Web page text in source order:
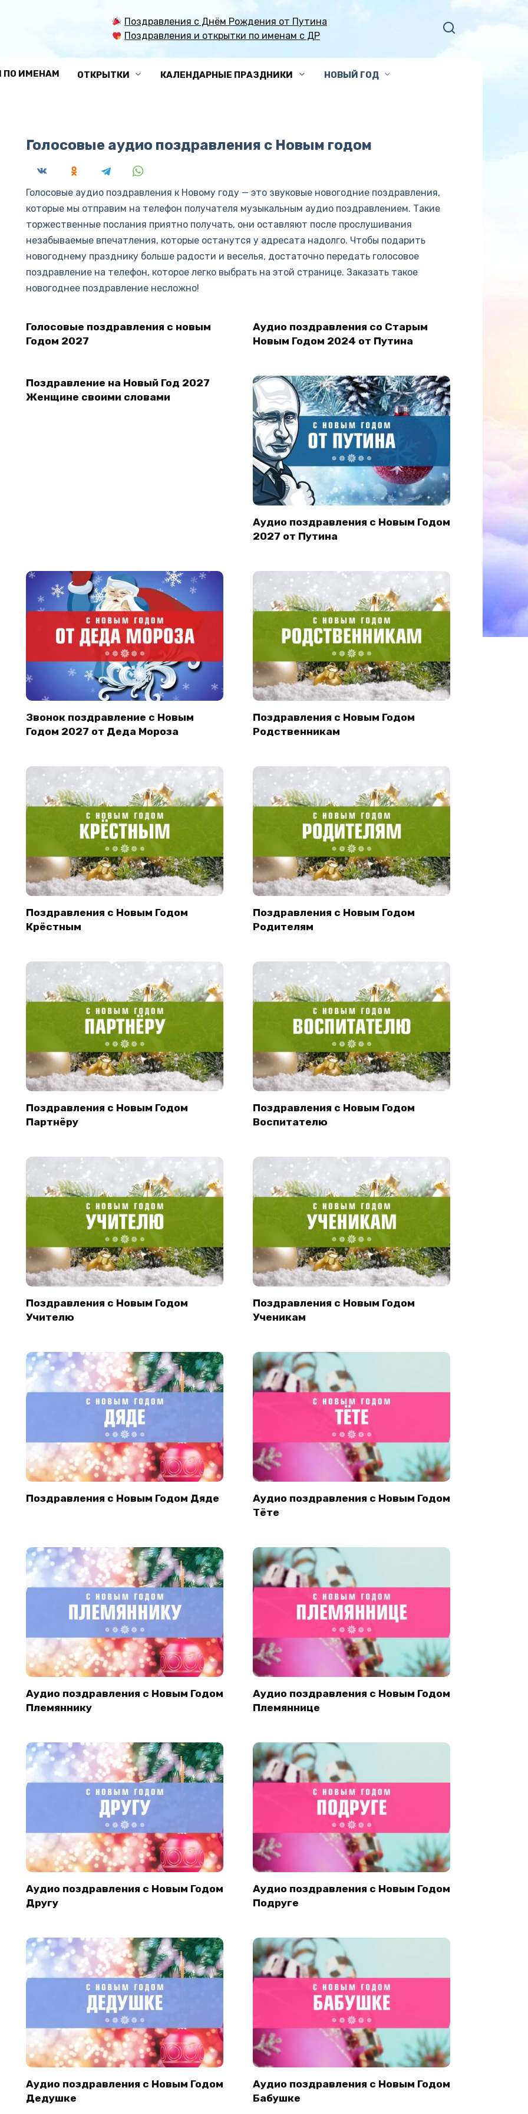
Поздравления с Днём Рождения от Путина
Поздравления и открытки по именам с ДР
ПО ИМЕНАМ ОТКРЫТКИ КАЛЕНДАРНЫЕ ПРАЗДНИКИ НОВЫЙ ГОД
Голосовые аудио поздравления с Новым годом
Голосовые аудио поздравления к Новому году — это звуковые новогодние поздравления,
которые мы отправим на телефон получателя музыкальным аудио поздравлением. Такие
торжественные послания приятно получать, они оставляют после прослушивания
незабываемые впечатления, которые останутся у адресата надолго. Чтобы подарить
новогоднему празднику больше радости и веселья, достаточно передать голосовое
поздравление на телефон, которое легко выбрать на этой странице. Заказать такое
новогоднее поздравление несложно!
Голосовые поздравления с новым
Годом 2027
Аудио поздравления со Старым
Новым Годом 2024 от Путина
Поздравление на Новый Год 2027
Женщине своими словами
Аудио поздравления с Новым Годом
2027 от Путина
Звонок поздравление с Новым
Годом 2027 от Деда Мороза
Поздравления с Новым Годом
Родственникам
Поздравления с Новым Годом
Крёстным
Поздравления с Новым Годом
Родителям
Поздравления с Новым Годом
Партнёру
Поздравления с Новым Годом
Воспитателю
Поздравления с Новым Годом
Учителю
Поздравления с Новым Годом
Ученикам
Поздравления с Новым Годом Дяде
Аудио поздравления с Новым Годом
Тёте
Аудио поздравления с Новым Годом
Племяннику
Аудио поздравления с Новым Годом
Племяннице
Аудио поздравления с Новым Годом
Другу
Аудио поздравления с Новым Годом
Подруге
Аудио поздравления с Новым Годом
Дедушке
Аудио поздравления с Новым Годом
Бабушке